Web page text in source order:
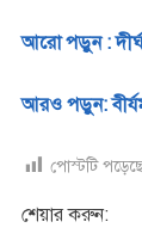
আরো পড়ুন :
আরও পড়ুন:
পোস্টটি
শেয়ার করুন: